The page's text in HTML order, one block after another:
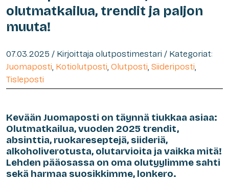
olutmatkailua, trendit ja paljon
muuta!
07.03.2025 / Kirjoittaja olutpostimestari / Kategoriat:
Juomaposti, Kotiolutposti, Olutposti, Siideriposti,
Tisleposti
Kevään Juomaposti on täynnä tiukkaa asiaa:
Olutmatkailua, vuoden 2025 trendit,
absinttia, ruokareseptejä, siideriä,
alkoholiverotusta, olutarvioita ja vaikka mitä!
Lehden pääosassa on oma olutyylimme sahti
sekä harmaa suosikkimme, lonkero.